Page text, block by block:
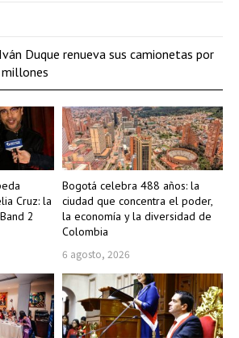
Cruz: la
2
Bogotá celebra 488 años: la
ciudad que concentra el poder,
la economía y la diversidad de
Colombia
6 agosto, 2026
Duque renueva sus camionetas por